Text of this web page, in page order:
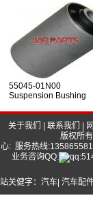
55045-01N00
Suspension Bushing
关于我们 联系我们
版权所
: 服务热线
业务咨询QQ:
关健字： 汽车| 汽车配